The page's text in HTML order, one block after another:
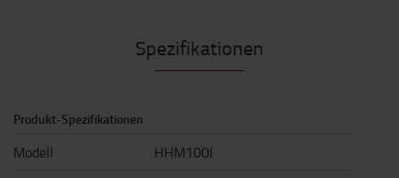
Spezifikationen
Produkt-Spezifikationen
Modell
HHM100I